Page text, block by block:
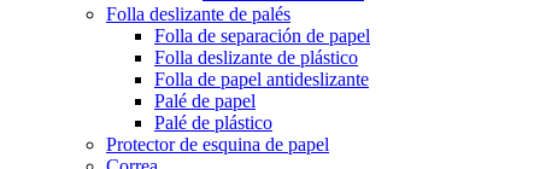
Folla deslizante de palés
Folla de separación de papel
Folla deslizante de plástico
Folla de papel antideslizante
Palé de papel
Palé de plástico
Protector de esquina de papel